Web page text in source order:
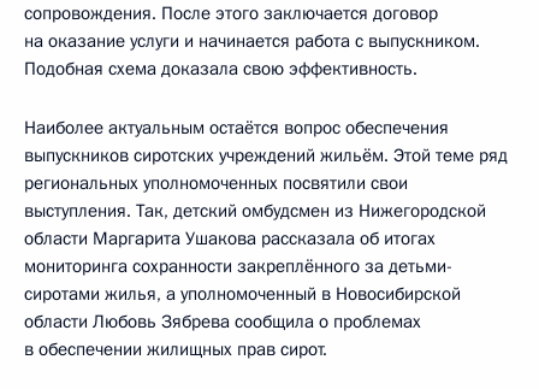
сопровождения. После этого заключается договор
на оказание услуги и начинается работа с выпускником.
Подобная схема доказала свою эффективность.
Наиболее актуальным остаётся вопрос обеспечения
выпускников сиротских учреждений жильём. Этой теме ряд
региональных уполномоченных посвятили свои
выступления. Так, детский омбудсмен из Нижегородской
области Маргарита Ушакова рассказала об итогах
мониторинга сохранности закреплённого за детьми-
сиротами жилья, а уполномоченный в Новосибирской
области Любовь Зябрева сообщила о проблемах
в обеспечении жилищных прав сирот.